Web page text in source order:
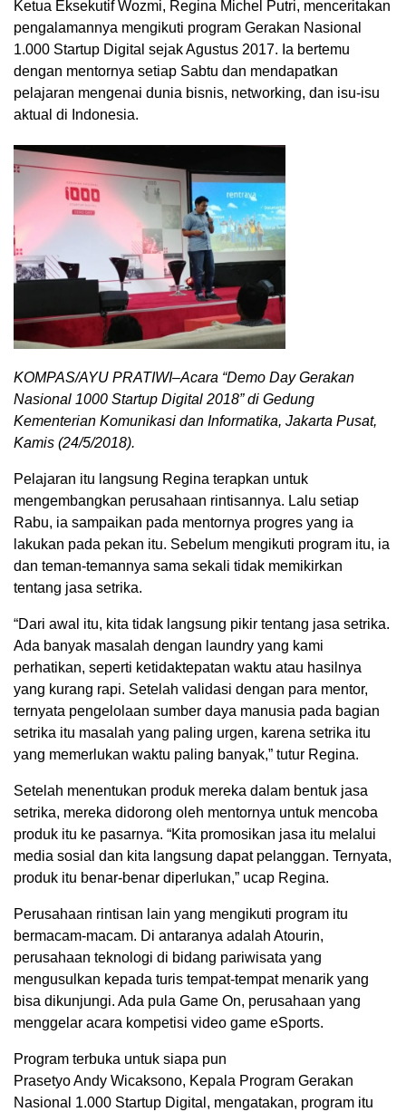
Ketua Eksekutif Wozmi, Regina Michel Putri, menceritakan
pengalamannya mengikuti program Gerakan Nasional
1.000 Startup Digital sejak Agustus 2017. Ia bertemu
dengan mentornya setiap Sabtu dan mendapatkan
pelajaran mengenai dunia bisnis, networking, dan isu-isu
aktual di Indonesia.
KOMPAS/AYU PRATIWI–Acara “Demo Day Gerakan
Nasional 1000 Startup Digital 2018” di Gedung
Kementerian Komunikasi dan Informatika, Jakarta Pusat,
Kamis (24/5/2018).
Pelajaran itu langsung Regina terapkan untuk
mengembangkan perusahaan rintisannya. Lalu setiap
Rabu, ia sampaikan pada mentornya progres yang ia
lakukan pada pekan itu. Sebelum mengikuti program itu, ia
dan teman-temannya sama sekali tidak memikirkan
tentang jasa setrika.
“Dari awal itu, kita tidak langsung pikir tentang jasa setrika.
Ada banyak masalah dengan laundry yang kami
perhatikan, seperti ketidaktepatan waktu atau hasilnya
yang kurang rapi. Setelah validasi dengan para mentor,
ternyata pengelolaan sumber daya manusia pada bagian
setrika itu masalah yang paling urgen, karena setrika itu
yang memerlukan waktu paling banyak,” tutur Regina.
Setelah menentukan produk mereka dalam bentuk jasa
setrika, mereka didorong oleh mentornya untuk mencoba
produk itu ke pasarnya. “Kita promosikan jasa itu melalui
media sosial dan kita langsung dapat pelanggan. Ternyata,
produk itu benar-benar diperlukan,” ucap Regina.
Perusahaan rintisan lain yang mengikuti program itu
bermacam-macam. Di antaranya adalah Atourin,
perusahaan teknologi di bidang pariwisata yang
mengusulkan kepada turis tempat-tempat menarik yang
bisa dikunjungi. Ada pula Game On, perusahaan yang
menggelar acara kompetisi video game eSports.
Program terbuka untuk siapa pun
Prasetyo Andy Wicaksono, Kepala Program Gerakan
Nasional 1.000 Startup Digital, mengatakan, program itu